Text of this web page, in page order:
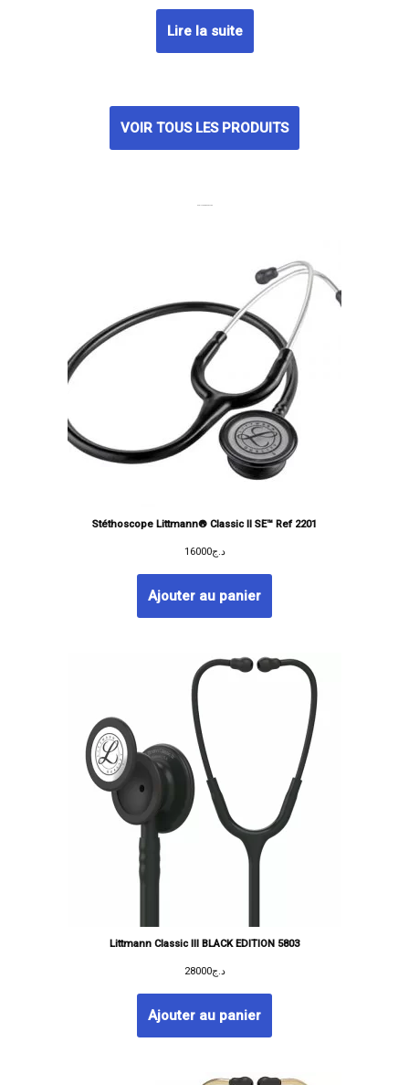
Lire la suite
VOIR TOUS LES PRODUITS
Stéthoscope Littmann® Classic II SE™ Ref 2201
د.ج16000
Ajouter au panier
Littmann Classic III BLACK EDITION 5803
د.ج28000
Ajouter au panier